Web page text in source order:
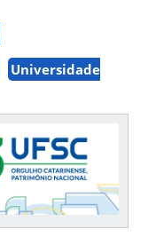
Universidade